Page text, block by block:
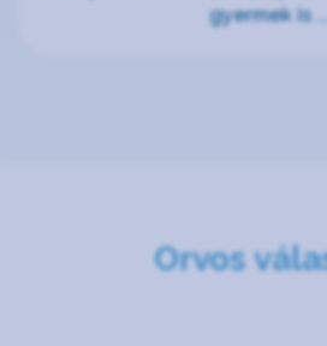
gyermek is ...
Orvos